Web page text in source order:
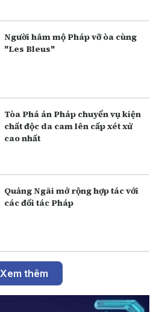
Người hâm mộ Pháp vỡ òa cùng
"Les Bleus"
Tòa Phá án Pháp chuyển vụ kiện
chất độc da cam lên cấp xét xử
cao nhất
Quảng Ngãi mở rộng hợp tác với
các đối tác Pháp
Xem thêm